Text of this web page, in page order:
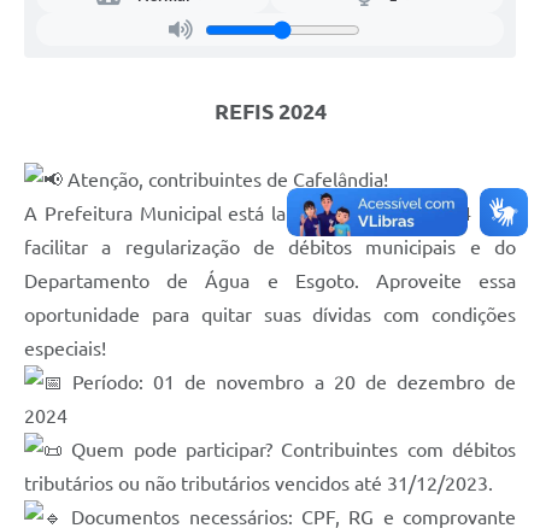
REFIS 2024
Atenção, contribuintes de Cafelândia!
A Prefeitura Municipal está lançando o REFIS 2024 para
facilitar a regularização de débitos municipais e do
Departamento de Água e Esgoto. Aproveite essa
oportunidade para quitar suas dívidas com condições
especiais!
Período: 01 de novembro a 20 de dezembro de
2024
Quem pode participar? Contribuintes com débitos
tributários ou não tributários vencidos até 31/12/2023.
Documentos necessários: CPF, RG e comprovante